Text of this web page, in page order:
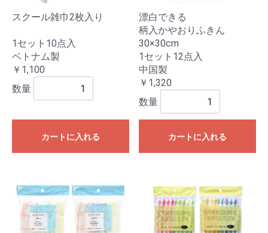
スクール雑巾2枚入り
1セット10点入
ベトナム製
￥1,100
数量
カートに入れる
漂白できる
柄入かやおりふきん
30×30cm
1セット12点入
中国製
￥1,320
数量
カートに入れる